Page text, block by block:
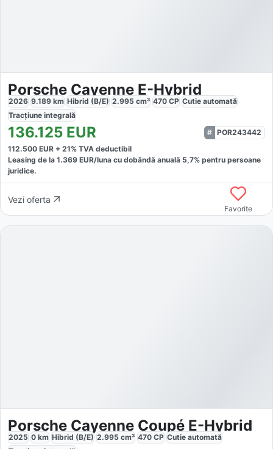
Porsche Cayenne E-Hybrid
2026 9.189 km Hibrid (B/E) 2.995 cm³ 470 CP Cutie automată
Tracțiune integrală
136.125 EUR
POR243442
112.500 EUR + 21% TVA deductibil
Leasing de la 1.369 EUR/luna cu dobăndă anuală 5,7% pentru persoane
juridice.
Vezi oferta
Favorite
Porsche Cayenne Coupé E-Hybrid
2025 0 km Hibrid (B/E) 2.995 cm³ 470 CP Cutie automată